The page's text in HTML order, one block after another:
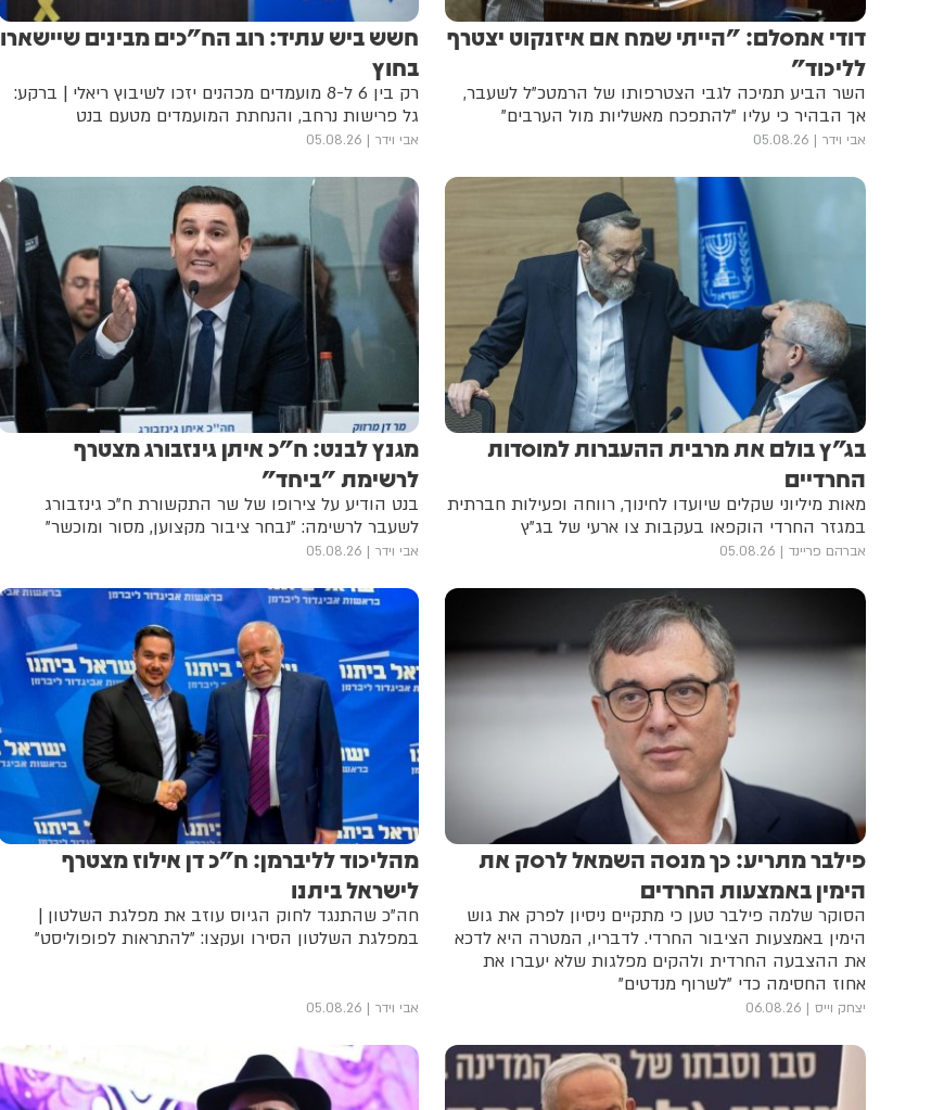
דודי אמסלם: "הייתי שמח אם איזנקוט יצטרף
לליכוד"
השר הביע תמיכה לגבי הצטרפותו של הרמטכ"ל לשעבר,
אך הבהיר כי עליו "להתפכח מאשליות מול הערבים"
אבי וידר 05.08.26
חשש ביש עתיד: רוב הח"כים מבינים שיישארו
בחוץ
רק בין 6 ל-8 מועמדים מכהנים יזכו לשיבוץ ריאלי | ברקע:
גל פרישות נרחב, והנחתת המועמדים מטעם בנט
אבי וידר 05.08.26
בג"ץ בולם את מרבית ההעברות למוסדות
החרדיים
מאות מיליוני שקלים שיועדו לחינוך, רווחה ופעילות חברתית
במגזר החרדי הוקפאו בעקבות צו ארעי של בג"ץ
אברהם פריינד 05.08.26
מגנץ לבנט: ח"כ איתן גינזבורג מצטרף
לרשימת "ביחד"
בנט הודיע על צירופו של שר התקשורת ח"כ גינזבורג
לשעבר לרשימה: "נבחר ציבור מקצוען, מסור ומוכשר"
אבי וידר 05.08.26
פילבר מתריע: כך מנסה השמאל לרסק את
הימין באמצעות החרדים
הסוקר שלמה פילבר טען כי מתקיים ניסיון לפרק את גוש
הימין באמצעות הציבור החרדי. לדבריו, המטרה היא לדכא
את ההצבעה החרדית ולהקים מפלגות שלא יעברו את
אחוז החסימה כדי "לשרוף מנדטים"
יצחק וייס 06.08.26
מהליכוד לליברמן: ח"כ דן אילוז מצטרף
לישראל ביתנו
חה"כ שהתנגד לחוק הגיוס עוזב את מפלגת השלטון |
במפלגת השלטון הסירו ועקצו: "להתראות לפופוליסט"
אבי וידר 05.08.26